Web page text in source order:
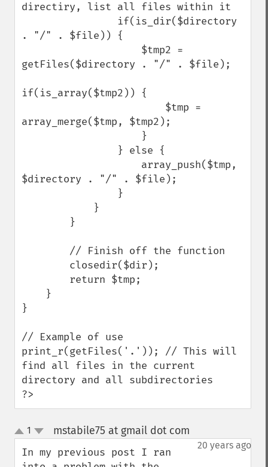
directiry, list all files within it
. "/" . $file)) {
getFiles($directory . "/" . $file);
if(is_array($tmp2)) {
array_merge($tmp, $tmp2);
$directory . "/" . $file);
}
// Example of use
print_r(getFiles('.')); // This will
find all files in the current
directory and all subdirectories
?>
up
down
1 mstabile75 at gmail dot com
20 years ago
In my previous post I ran